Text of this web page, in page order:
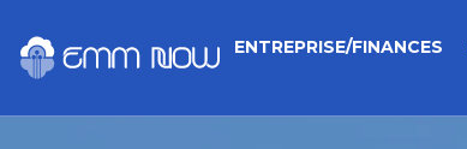
ENTREPRISE/FINANCES